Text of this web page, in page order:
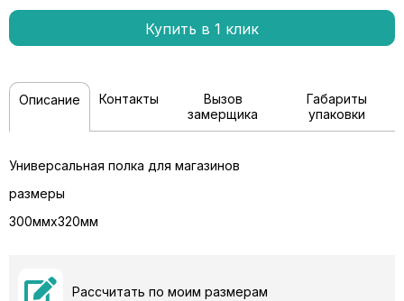
Купить в 1 клик
Описание Контакты
Вызов
замерщика
Габариты
упаковки
Универсальная полка для магазинов
размеры
300ммх320мм
Рассчитать по моим размерам